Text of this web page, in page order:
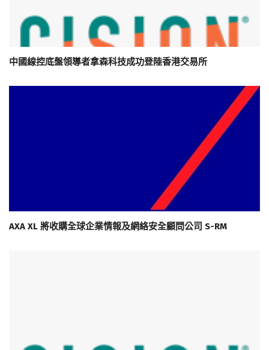
中國線控底盤領導者拿森科技成功登陸香港交易所
AXA XL 將收購全球企業情報及網絡安全顧問公司 S-RM